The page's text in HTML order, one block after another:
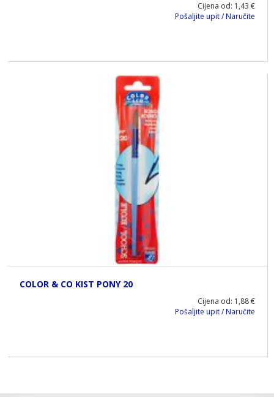
Cijena od: 1,43 €
Pošaljite upit / Naručite
COLOR & CO KIST PONY 20
Cijena od: 1,88 €
Pošaljite upit / Naručite